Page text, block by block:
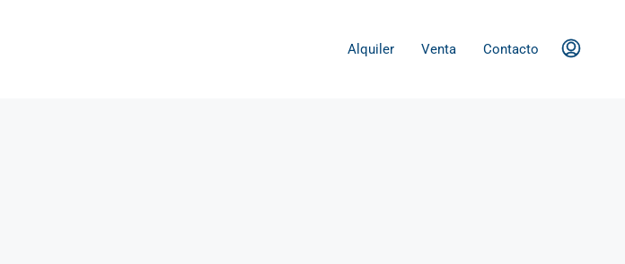
Alquiler Venta Contacto